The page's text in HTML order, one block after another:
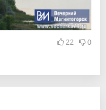
22 0